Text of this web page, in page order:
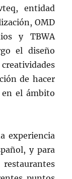
entidad
OMD
y TBWA
el diseño
de hacer
en el ámbito
experiencia
y para